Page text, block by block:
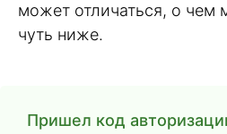
может отличаться, о чем
чуть ниже.
Пришел код